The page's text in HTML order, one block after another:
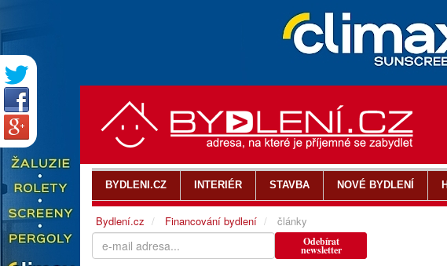
Odebírat
newsletter
BYDLENI.CZ INTERIÉR STAVBA NOVÉ BYDLENÍ
Bydlení.cz Financování bydlení články